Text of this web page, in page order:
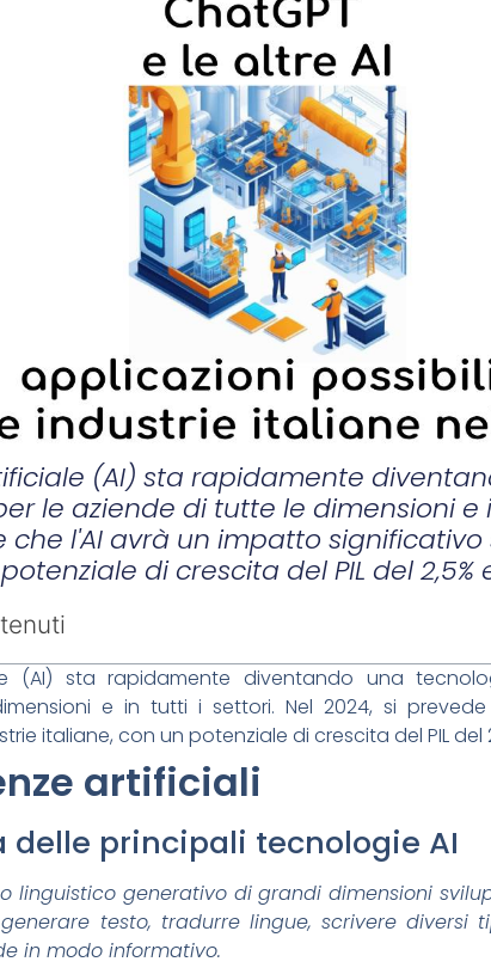
(AI) sta rapidamente
le aziende di tutte le dimensioni e
che l'AI avrà un impatto
di crescita del PIL del 2,5%
(AI) sta rapidamente diventando una
e in tutti i settori. Nel 2024, si
italiane, con un potenziale di crescita del PIL del
artificiali
delle principali tecnologie AI
linguistico generativo di grandi dimensioni
testo, tradurre lingue, scrivere
in modo informativo.